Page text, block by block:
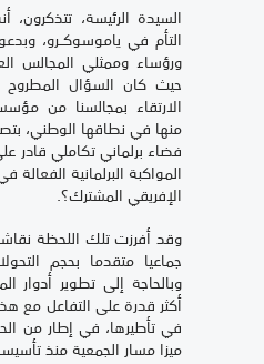
السيدة الرئيسة،
التأم في ياموسوكــرو،
ورؤساء وممثلي المجالس
حيث كان السؤال
الارتقاء بمجالسنا من
منها في نطاقها الوطني،
فضاء برلماني تكاملي قادر
المواكبة البرلمانية
الإفريقي المشترك؟.
وقد أفرزت تلك اللحظة
جماعيا متقدما بحجم
وبالحاجة إلى تطوير أدوار
أكثر قدرة على التفاعل مع
في تأطيرها، في إطار من
ميزا مسار الجمعية منذ